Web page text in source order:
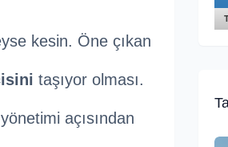
kesin. Öne çıkan
taşıyor olması.
açısından